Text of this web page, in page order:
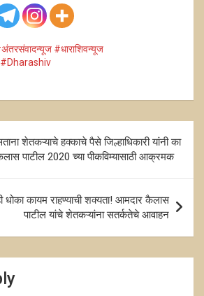
#धाराशिवन्यूज
शेतकऱ्याचे हक्काचे पैसे जिल्हाधिकारी यांनी का
पाटील 2020 च्या पीकविम्यासाठी आक्रमक
धोका कायम राहण्याची शक्यता! आमदार कैलास
पाटील यांचे शेतकऱ्यांना सतर्कतेचे आवाहन